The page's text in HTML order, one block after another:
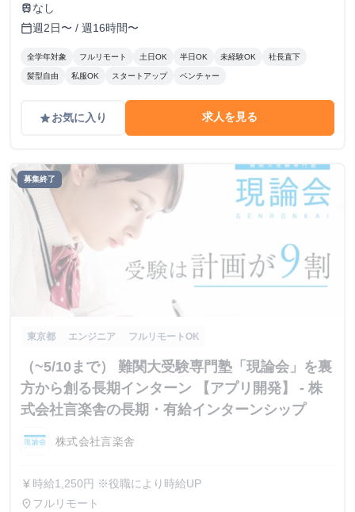
train なし
calendar_today週2日〜 / 週16時間〜
全学年対象 フルリモート 土日OK 半日OK 未経験OK 社長直下
髪型自由 私服OK スタートアップ ベンチャー
gradeお気に入り 求人を見る
募集終了
東京都 エンジニア フルリモートOK
（~5/10まで） 難関大受験専門塾「現論会」を裏
方から創る長期インターン 【アプリ開発】 - 株
式会社言楽舎の長期・有給インターンシップ
株式会社言楽舎
currency_yen 時給1,250円 ※役職により時給UP
place フルリモート